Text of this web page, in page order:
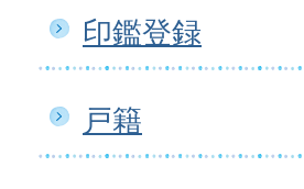
印鑑登録
戸籍